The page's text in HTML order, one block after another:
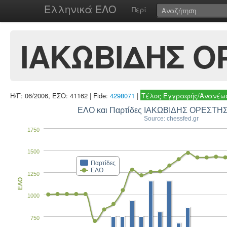
Ελληνικά ΕΛΟ Περί
ΙΑΚΩΒΙΔΗΣ
Η/Γ: 06/2006, ΕΣΟ: 41162 | Fide: 4298071 | Τέλος Εγγραφής/
ΕΛΟ και Παρτίδες ΙΑΚΩΒΙΔΗΣ
Source: chessfed.gr
Παρτίδες
ΕΛΟ
1000
750
1250
1500
1750
ΕΛΟ